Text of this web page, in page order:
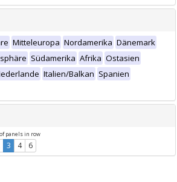
Mitteleuropa Nordamerika Dänemark
Südamerika Afrika Ostasien
Italien/Balkan Spanien
panels in row
3 4 6